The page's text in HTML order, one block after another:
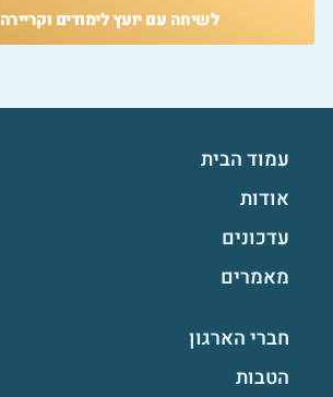
לשיחה עם יועץ לימודים וקריירה
עמוד הבית
אודות
עדכונים
מאמרים
חברי הארגון
הטבות